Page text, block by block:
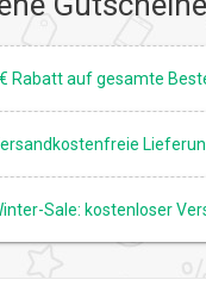
Rabatt auf gesamte
Sale: kostenloser